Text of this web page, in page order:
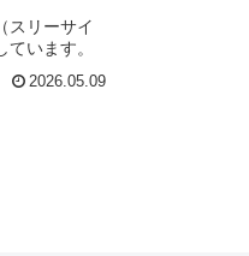
スリーサイ
います。
2026.05.09